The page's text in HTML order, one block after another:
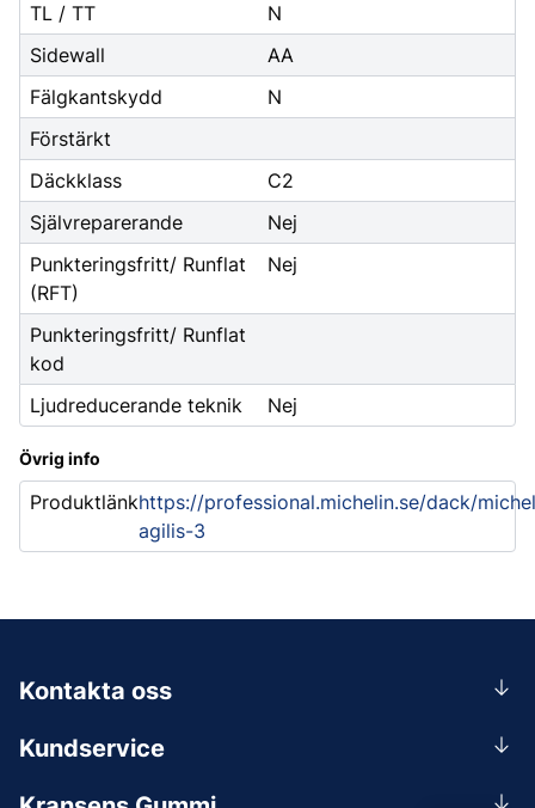
TL / TT
N
Sidewall
AA
Fälgkantskydd
N
Förstärkt
Däckklass
C2
Självreparerande
Nej
Punkteringsfritt/ Runflat
(RFT)
Nej
Punkteringsfritt/ Runflat
kod
Ljudreducerande teknik
Nej
Övrig info
Produktlänkhttps://professional.michelin.se/dack/
agilis-3
Kundservice
Kontakta oss
0156-409 00
Mån-Tors 07.30-16:30, Fre 07.30-15.00.
Lunchstängt 12:00-12:30